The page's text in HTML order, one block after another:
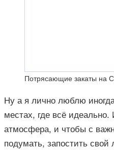
Потрясающие закаты на
Ну а я лично люблю
местах, где всё
атмосфера, и чтобы с
подумать, запостить свой